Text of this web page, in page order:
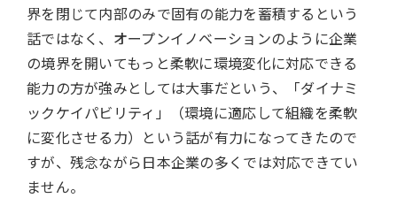
界を閉じて内部のみで固有の能力を蓄積するという
話ではなく、オープンイノベーションのように企業
の境界を開いてもっと柔軟に環境変化に対応できる
能力の方が強みとしては大事だという、「ダイナミ
ックケイパビリティ」（環境に適応して組織を柔軟
に変化させる力）という話が有力になってきたので
すが、残念ながら日本企業の多くでは対応できてい
ません。